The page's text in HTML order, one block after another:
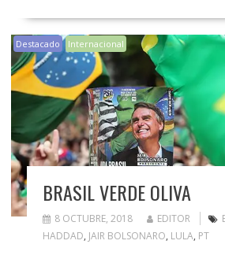
Destacado Internacional
BRASIL VERDE OLIVA
8 OCTUBRE, 2018 EDITOR
HADDAD, JAIR BOLSONARO, LULA, PT